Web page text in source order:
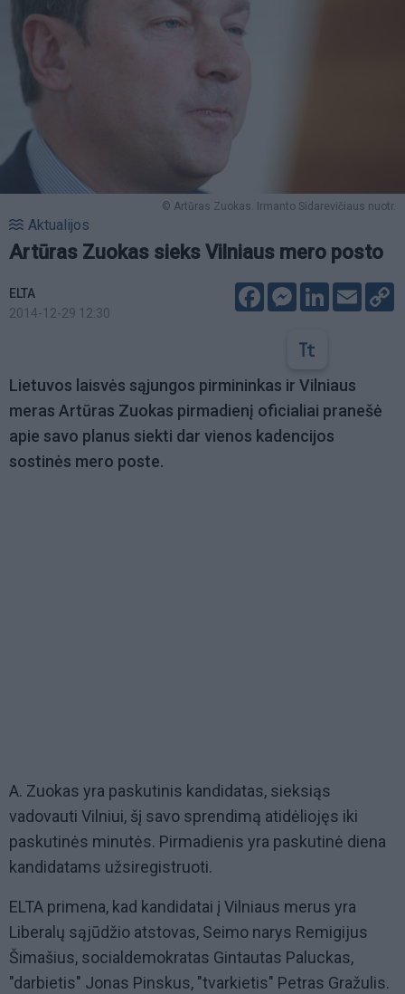
© Artūras Zuokas. Irmanto Sidarevičiaus nuotr.
Aktualijos
Artūras Zuokas sieks Vilniaus mero posto
ELTA
2014-12-29 12:30
FacebookMessenger
LinkedIn
Email
Lietuvos laisvės sąjungos pirmininkas ir Vilniaus
meras Artūras Zuokas pirmadienį oficialiai pranešė
apie savo planus siekti dar vienos kadencijos
sostinės mero poste.
A. Zuokas yra paskutinis kandidatas, sieksiąs
vadovauti Vilniui, šį savo sprendimą atidėliojęs iki
paskutinės minutės. Pirmadienis yra paskutinė diena
kandidatams užsiregistruoti.
ELTA primena, kad kandidatai į Vilniaus merus yra
Liberalų sąjūdžio atstovas, Seimo narys Remigijus
Šimašius, socialdemokratas Gintautas Paluckas,
"darbietis" Jonas Pinskus, "tvarkietis" Petras Gražulis.